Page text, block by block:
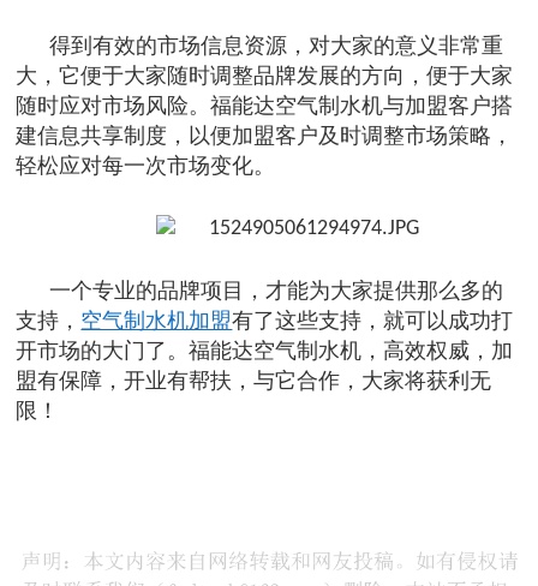
得到有效的市场信息资源，对大家的意义非常重
大，它便于大家随时调整品牌发展的方向，便于大家
随时应对市场风险。福能达空气制水机与加盟客户搭
建信息共享制度，以便加盟客户及时调整市场策略，
轻松应对每一次市场变化。
一个专业的品牌项目，才能为大家提供那么多的
支持， 空气制水机加盟有了这些支持，就可以成功打
开市场的大门了。福能达空气制水机，高效权威，加
盟有保障，开业有帮扶，与它合作，大家将获利无
限！